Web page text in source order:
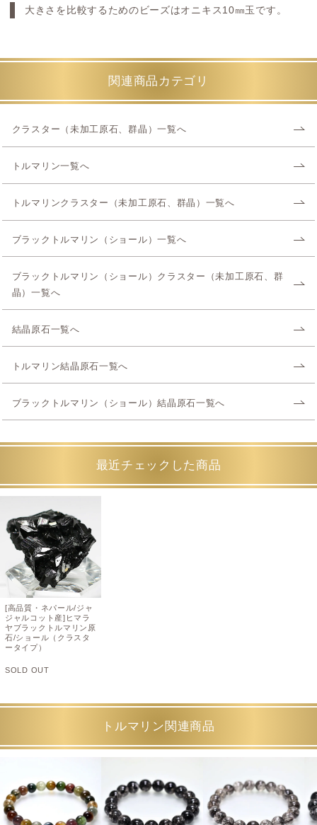
大きさを比較するためのビーズはオニキス10㎜玉です。
関連商品カテゴリ
クラスター（未加工原石、群晶）一覧へ
トルマリン一覧へ
トルマリンクラスター（未加工原石、群晶）一覧へ
ブラックトルマリン（ショール）一覧へ
ブラックトルマリン（ショール）クラスター（未加工原石、群
晶）一覧へ
結晶原石一覧へ
トルマリン結晶原石一覧へ
ブラックトルマリン（ショール）結晶原石一覧へ
最近チェックした商品
[高品質・ネパール/ジャ
ジャルコット産]ヒマラ
ヤブラックトルマリン原
石/ショール（クラスタ
ータイプ）
SOLD OUT
トルマリン関連商品